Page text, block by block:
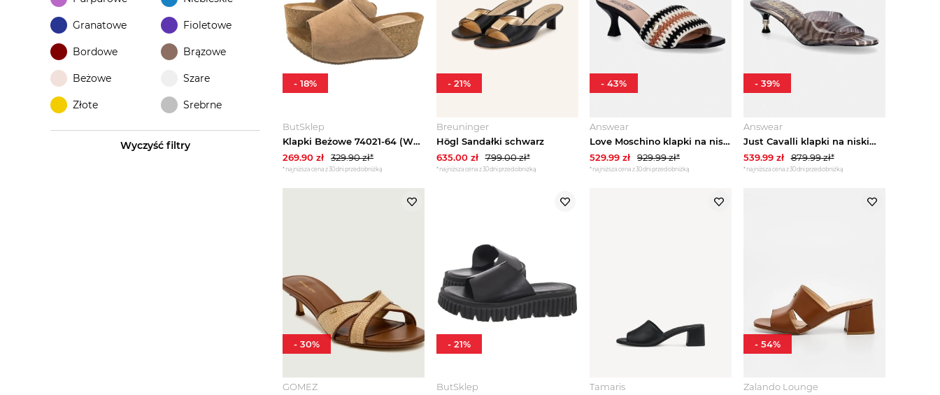
Granatowe Fioletowe
Bordowe Brązowe
Beżowe Szare
Złote Srebrne
Wyczyść filtry
ButSklep
Klapki Beżowe 74021-64 (WO145-a) Wojas
269.90 zł 329.90zł*
*najniższa cena z 30 dni przed obniżką
- 18%
Breuninger
Högl Sandałki schwarz
635.00zł 799.00zł*
*najniższa cena z 30 dni przed obniżką
- 21%
Answear
Love Moschino klapki na niskim obcasie damskie czarny
529.99 zł 929.99zł*
*najniższa cena z 30 dni przed obniżką
- 43%
Answear
Just Cavalli klapki na niskim obcasie damskie brązowy
539.99zł 879.99zł*
*najniższa cena z 30 dni przed obniżką
- 39%
GOMEZ
- 30%
ButSklep
- 21%
Tamaris
Zalando Lounge
- 54%